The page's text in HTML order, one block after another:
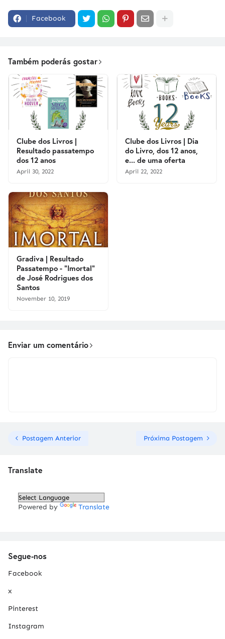
Facebook
Também poderás gostar
Clube dos Livros |
Resultado passatempo
dos 12 anos
April 30, 2022
Clube dos Livros | Dia
do Livro, dos 12 anos,
e... de uma oferta
April 22, 2022
Gradiva | Resultado
Passatempo - "Imortal"
de José Rodrigues dos
Santos
November 10, 2019
Enviar um comentário
Postagem Anterior Próxima Postagem
Translate
Powered by Translate
Segue-nos
Facebook
x
Pinterest
Instagram